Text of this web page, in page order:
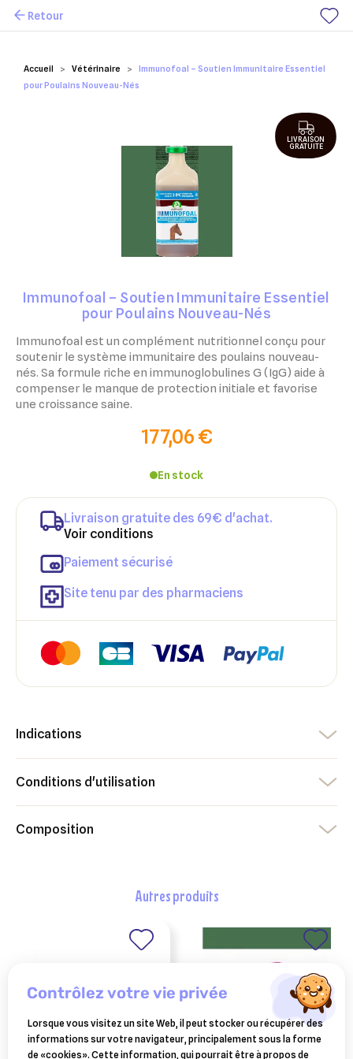
Mes favoris
Accueil Vétérinaire
Immunofoal – Soutien Immunitaire Essentiel
pour Poulains Nouveau-Nés
Retour
Immunofoal – Soutien Immunitaire Essentiel
pour Poulains Nouveau-Nés
Immunofoal est un complément nutritionnel conçu pour
soutenir le système immunitaire des poulains nouveau-
nés. Sa formule riche en immunoglobulines G (IgG) aide à
compenser le manque de protection initiale et favorise
une croissance saine.
177,06 €
En stock
Livraison gratuite des 69€ d'achat.
Voir conditions
Paiement sécurisé
Site tenu par des pharmaciens
LIVRAISON
GRATUITE
Indications
Conditions d'utilisation
Composition
autres produits
Ajouter à ma liste d'envies
Nom de la liste d'envies
Vous devez être connecté pour ajouter des produits à votre
contrôlez votre vie privée
Lorsque vous visitez un site Web, il peut stocker ou récupérer des
informations sur votre navigateur, principalement sous la forme
de «cookies». Cette information, qui pourrait être à propos de